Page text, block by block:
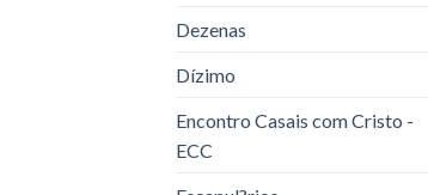
Dezenas
Dízimo
Encontro Casais com Cristo -
ECC